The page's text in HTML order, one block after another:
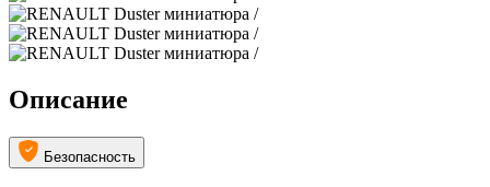
Описание
Безопасность